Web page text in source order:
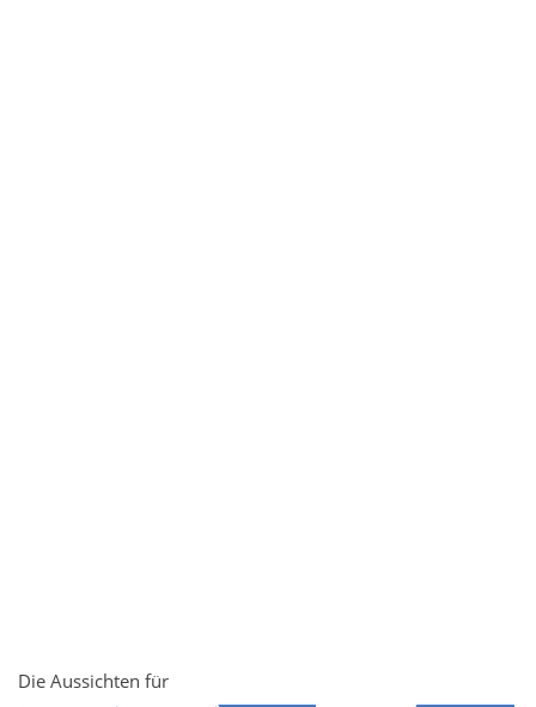
Die Aussichten für